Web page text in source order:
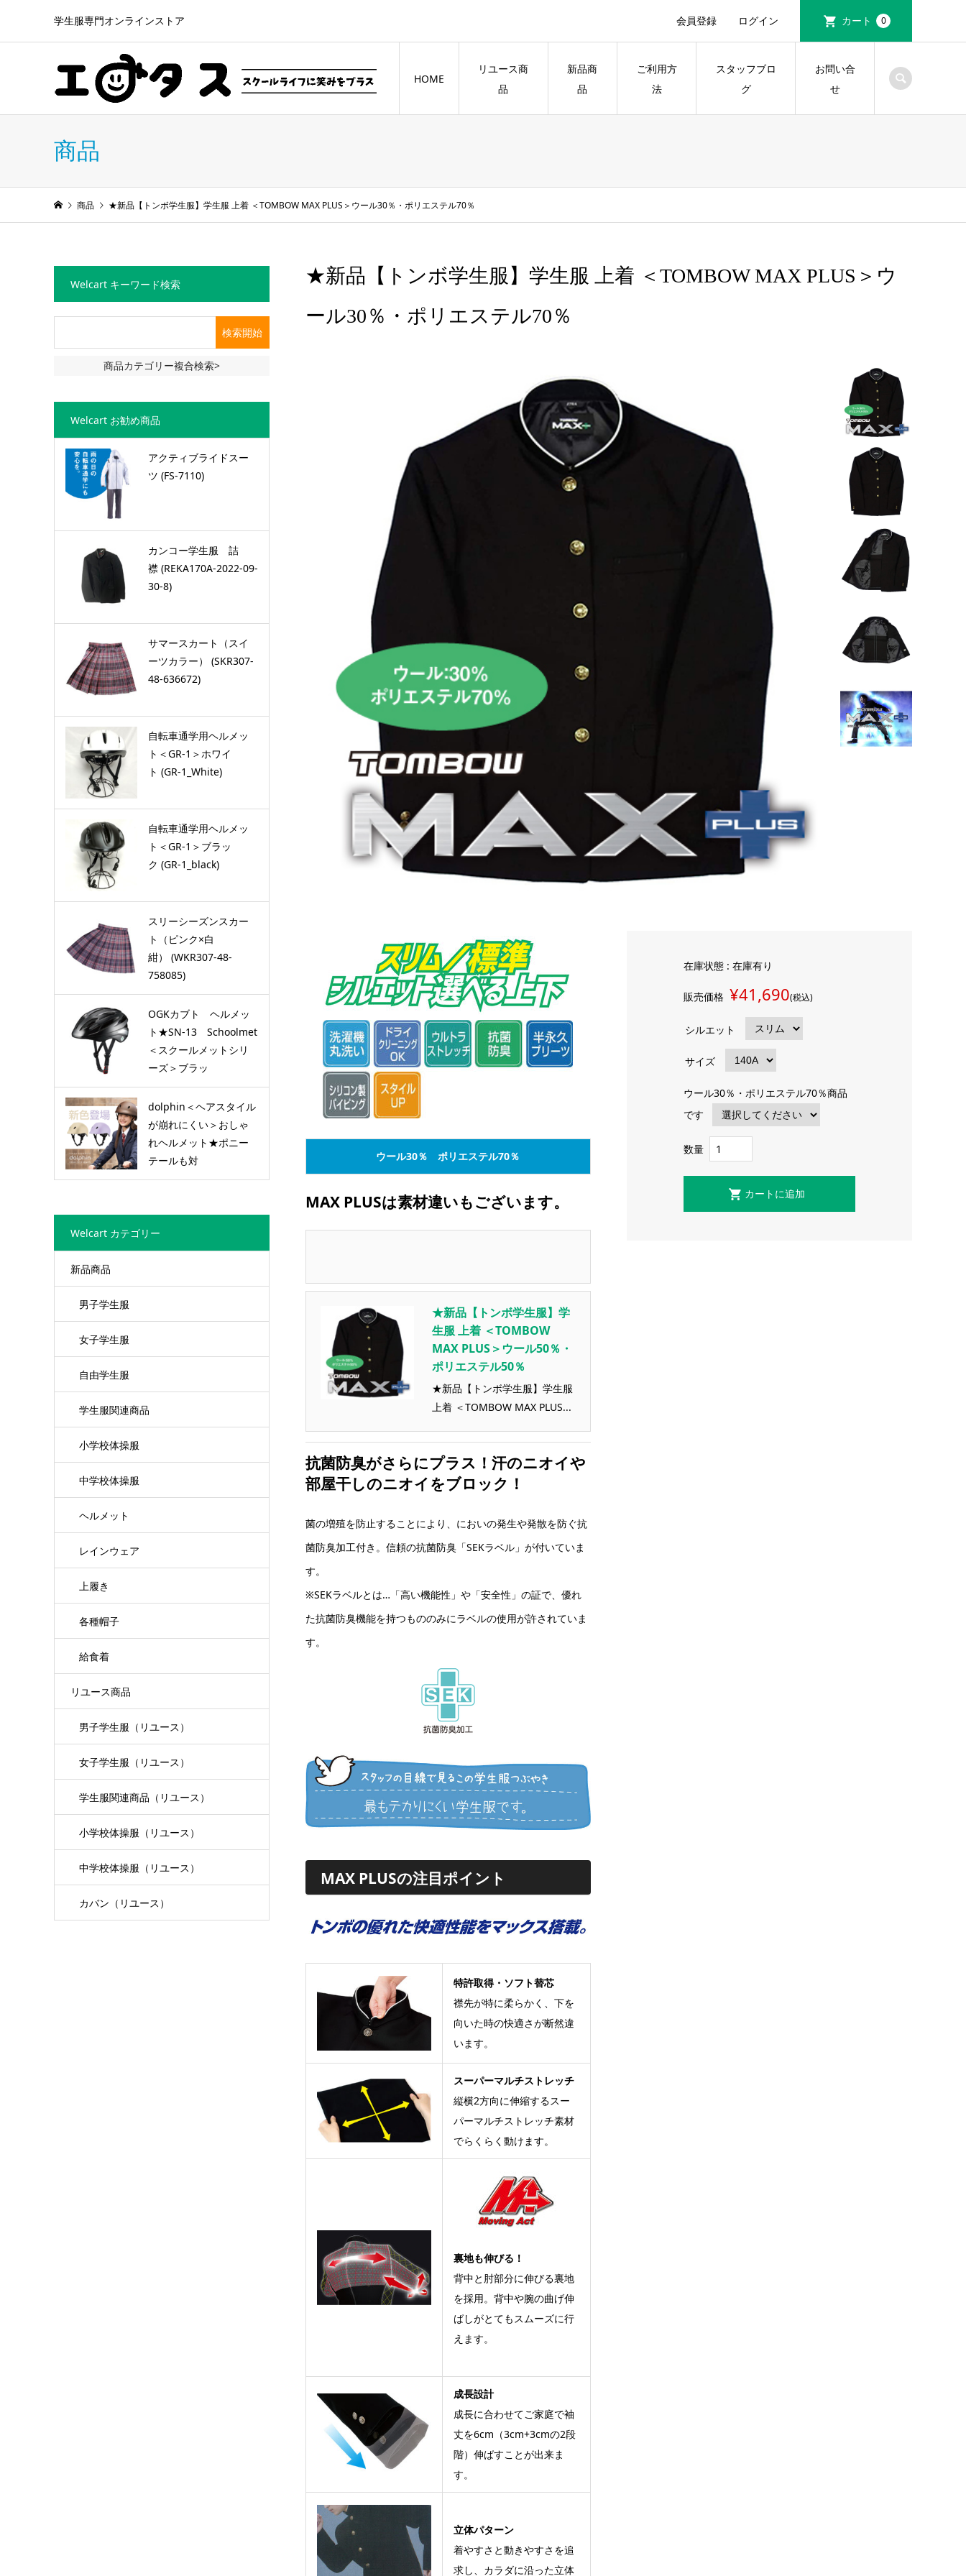
学生服専門オンラインストア 会員登録 ログイン カート 0
HOME
リユース商
品
新品商
品
ご利用方
法
スタッフブロ
グ
お問い合
せ
商品
商品 ★新品【トンボ学生服】学生服 上着 ＜TOMBOW MAX PLUS＞ウール30％・ポリエステル70％
★新品【トンボ学生服】学生服 上着 ＜TOMBOW MAX PLUS＞ウ
ール30％・ポリエステル70％
ウール30％ ポリエステル70％
MAX PLUSは素材違いもございます。
★新品【トンボ学生服】学
生服 上着 ＜TOMBOW
MAX PLUS＞ウール50％・
ポリエステル50％
★新品【トンボ学生服】学生服
上着 ＜TOMBOW MAX PLUS...
抗菌防臭がさらにプラス！汗のニオイや
部屋干しのニオイをブロック！
菌の増殖を防止することにより、においの発生や発散を防ぐ抗
菌防臭加工付き。信頼の抗菌防臭「SEKラベル」が付いていま
す。
※SEKラベルとは…「高い機能性」や「安全性」の証で、優れ
た抗菌防臭機能を持つもののみにラベルの使用が許されていま
す。
MAX PLUSの注目ポイント
特許取得・ソフト替芯
襟先が特に柔らかく、下を
向いた時の快適さが断然違
います。
スーパーマルチストレッチ
縦横2方向に伸縮するスー
パーマルチストレッチ素材
でらくらく動けます。
裏地も伸びる！
背中と肘部分に伸びる裏地
を採用。背中や腕の曲げ伸
ばしがとてもスムーズに行
えます。
成長設計
成長に合わせてご家庭で袖
丈を6cm（3cm+3cmの2段
階）伸ばすことが出来ま
す。
立体パターン
着やすさと動きやすさを追
求し、カラダに沿った立体
在庫状態 :在庫有り
販売価格 ¥41,690(税込)
シルエット
サイズ
ウール30％・ポリエステル70％商品
です
数量
Welcart キーワード検索
商品カテゴリー複合検索>
Welcart お勧め商品
アクティブライドスー
ツ (FS-7110)
カンコー学生服 詰
襟 (REKA170A-2022-09-
30-8)
サマースカート（スイ
ーツカラー） (SKR307-
48-636672)
自転車通学用ヘルメッ
ト＜GR-1＞ホワイ
ト (GR-1_White)
自転車通学用ヘルメッ
ト＜GR-1＞ブラッ
ク (GR-1_black)
スリーシーズンスカー
ト（ピンク×白
紺） (WKR307-48-
758085)
OGKカブト ヘルメッ
ト★SN-13 Schoolmet
＜スクールメットシリ
ーズ＞ブラッ
ク (OGKSN13B)
dolphin＜ヘアスタイル
が崩れにくい＞おしゃ
れヘルメット★ポニー
テールも対
応 (dolphin2022)
Welcart カテゴリー
新品商品
男子学生服
女子学生服
自由学生服
学生服関連商品
小学校体操服
中学校体操服
ヘルメット
レインウェア
上履き
各種帽子
給食着
リユース商品
男子学生服（リユース）
女子学生服（リユース）
学生服関連商品（リユース）
小学校体操服（リユース）
中学校体操服（リユース）
カバン（リユース）